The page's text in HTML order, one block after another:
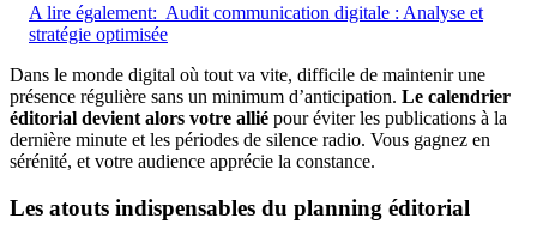
A lire également: Audit communication digitale : Analyse et
stratégie optimisée
Dans le monde digital où tout va vite, difficile de maintenir une
présence régulière sans un minimum d’anticipation. Le calendrier
éditorial devient alors votre allié pour éviter les publications à la
dernière minute et les périodes de silence radio. Vous gagnez en
sérénité, et votre audience apprécie la constance.
Les atouts indispensables du planning éditorial